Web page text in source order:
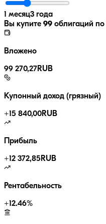
1 месяц3 года
Вы купите 99 облигаций по
Вложено
99 270,27RUB
Купонный доход (грязный)
+15 840,00RUB
Прибыль
+12 372,85 RUB
Рентабельность
+12.46%